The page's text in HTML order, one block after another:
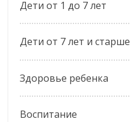
Дети от 1 до 7 лет
Дети от 7 лет и старше
Здоровье ребенка
Воспитание